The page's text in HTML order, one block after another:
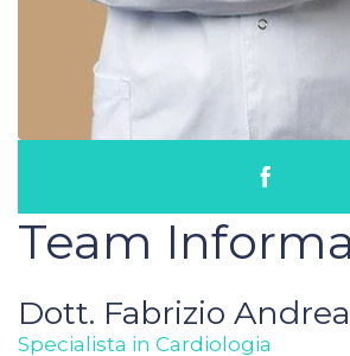
Team
Dott. Fabrizio
Specialista in Cardiologia